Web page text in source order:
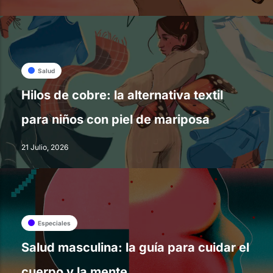
Salud
Hilos de cobre: la alternativa textil
para niños con piel de mariposa
21 Julio, 2026
Especiales
Salud masculina: la guía para cuidar el